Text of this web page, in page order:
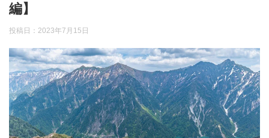
編】
投稿日： 2023年7月15日